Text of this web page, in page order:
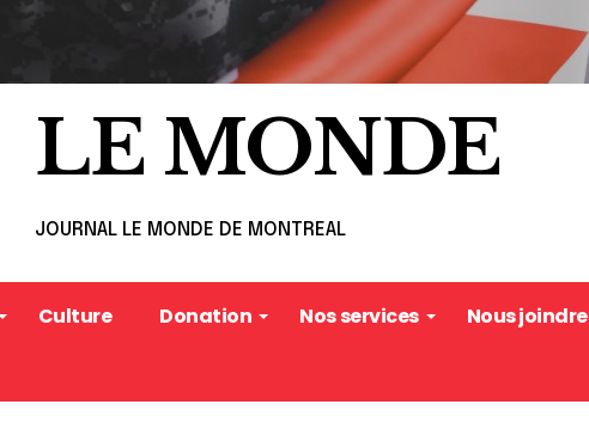
LE MONDE
JOURNAL LE MONDE DE MONTREAL
Culture Donation Nos services Nous joindre